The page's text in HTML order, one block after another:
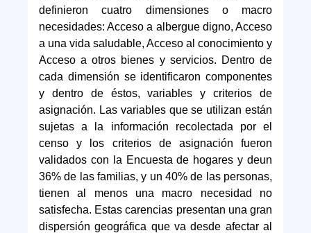
definieron cuatro dimensiones o macro
necesidades: Acceso a albergue digno, Acceso
a una vida saludable, Acceso al conocimiento y
Acceso a otros bienes y servicios. Dentro de
cada dimensión se identificaron componentes
y dentro de éstos, variables y criterios de
asignación. Las variables que se utilizan están
sujetas a la información recolectada por el
censo y los criterios de asignación fueron
validados con la Encuesta de hogares y deun
36% de las familias, y un 40% de las personas,
tienen al menos una macro necesidad no
satisfecha. Estas carencias presentan una gran
dispersión geográfica que va desde afectar al